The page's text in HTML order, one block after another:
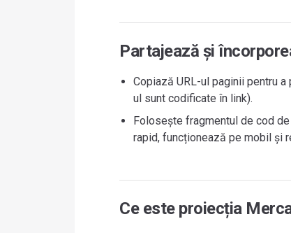
Partajează și
Copiază URL-ul paginii pentru
ul sunt codificate în link).
Folosește fragmentul de cod
rapid, funcționează pe mobil și
Ce este proiecția